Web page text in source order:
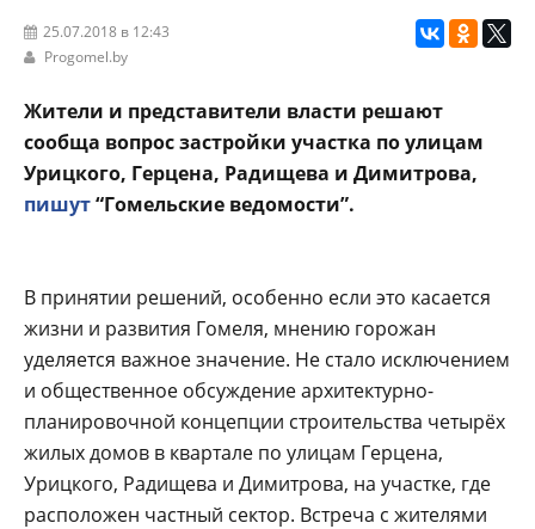
25.07.2018 в 12:43
Progomel.by
Жители и представители власти решают
сообща вопрос застройки участка по улицам
Урицкого, Герцена, Радищева и Димитрова,
пишут“Гомельские ведомости”.
В принятии решений, особенно если это касается
жизни и развития Гомеля, мнению горожан
уделяется важное значение. Не стало исключением
и общественное обсуждение архитектурно-
планировочной концепции строительства четырёх
жилых домов в квартале по улицам Герцена,
Урицкого, Радищева и Димитрова, на участке, где
расположен частный сектор. Встреча с жителями